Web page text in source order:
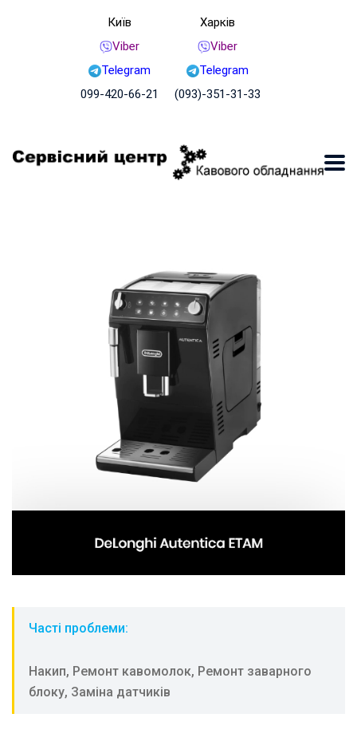
Київ
Viber
Telegram
099-420-66-21
Харків
Viber
Telegram
(093)-351-31-33
Часті проблеми:
Накип, Ремонт кавомолок, Ремонт заварного
блоку, Заміна датчиків